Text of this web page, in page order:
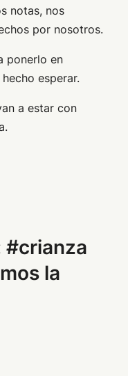
notas, nos
por nosotros.
ponerlo en
esperar.
a estar con
#crianza
la